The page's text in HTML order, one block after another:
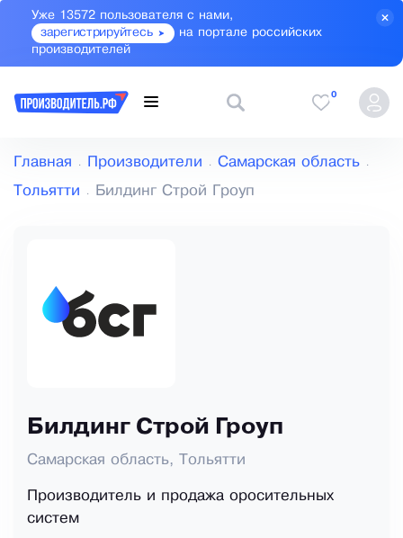
Уже 13572 пользователя с нами,
зарегистрируйтесь
на портале российских
производителей
0
Главная Производители Самарская область
Тольятти Билдинг Строй Гроуп
Билдинг Строй Гроуп
Самарская область, Тольятти
Производитель и продажа оросительных
систем